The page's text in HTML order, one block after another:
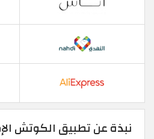
نبذة عن تطبيق الكوتش